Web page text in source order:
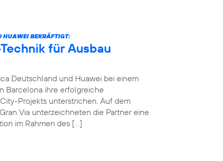
HUAWEI BEKRÄFTIGT:
für Ausbau
Deutschland und Huawei bei einem
Barcelona ihre erfolgreiche
Projekts unterstrichen. Auf dem
Via unterzeichneten die Partner eine
im Rahmen des […]